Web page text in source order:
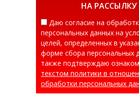
НА РАССЫЛКУ
Даю согласие на
персональных данных на
целей, определенных в
форме сбора персональных
также подтверждаю
текстом политики в
обработки персональных